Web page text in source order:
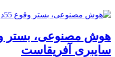
سایبری آفریقاست